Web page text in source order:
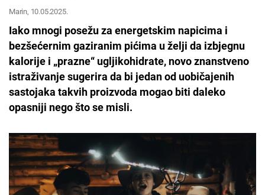
Marin, 10.05.2025.
Iako mnogi posežu za energetskim napicima i
bezšećernim gaziranim pićima u želji da izbjegnu
kalorije i „prazne“ ugljikohidrate, novo znanstveno
istraživanje sugerira da bi jedan od uobičajenih
sastojaka takvih proizvoda mogao biti daleko
opasniji nego što se misli.